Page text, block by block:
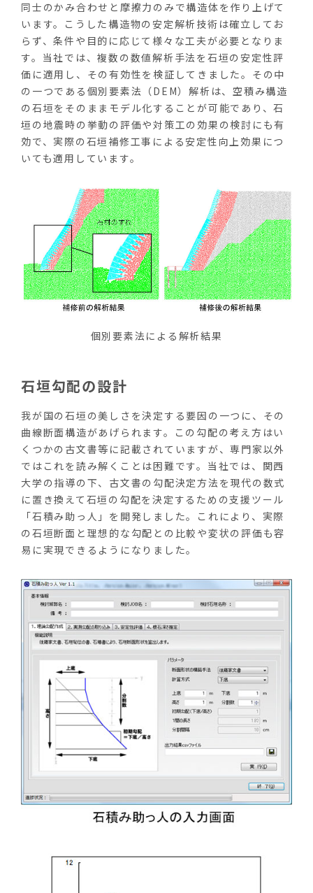
同士のかみ合わせと摩擦力のみで構造体を作り上げて
います。こうした構造物の安定解析技術は確立してお
らず、条件や目的に応じて様々な工夫が必要となりま
す。当社では、複数の数値解析手法を石垣の安定性評
価に適用し、その有効性を検証してきました。その中
の一つである個別要素法（DEM）解析は、空積み構造
の石垣をそのままモデル化することが可能であり、石
垣の地震時の挙動の評価や対策工の効果の検討にも有
効で、実際の石垣補修工事による安定性向上効果につ
いても適用しています。
個別要素法による解析結果
石垣勾配の設計
我が国の石垣の美しさを決定する要因の一つに、その
曲線断面構造があげられます。この勾配の考え方はい
くつかの古文書等に記載されていますが、専門家以外
ではこれを読み解くことは困難です。当社では、関西
大学の指導の下、古文書の勾配決定方法を現代の数式
に置き換えて石垣の勾配を決定するための支援ツール
「石積み助っ人」を開発しました。これにより、実際
の石垣断面と理想的な勾配との比較や変状の評価も容
易に実現できるようになりました。